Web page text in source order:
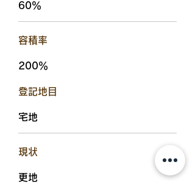
60％
容積率
200％
​登記地目
宅地
現状
更地